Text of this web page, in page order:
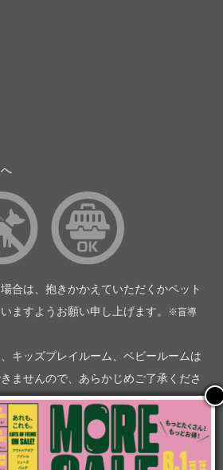
合は、抱きかかえていただくかペット
ますようお願い申し上げます。
※盲導
キッズプレイルーム、ベビールームは
ませんので、あらかじめご了承くださ